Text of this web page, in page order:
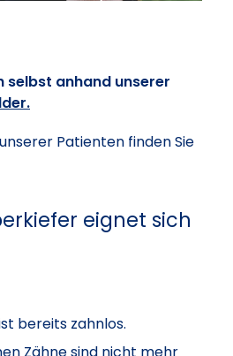
selbst anhand unserer
unserer Patienten finden Sie
eignet sich
bereits zahnlos.